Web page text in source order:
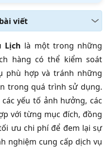
viết
Lịch là một trong những
hàng có thể kiểm soát
phù hợp và tránh những
trong quá trình sử dụng.
yếu tố ảnh hưởng, các
với từng mục đích, đồng
ưu chi phí để đem lại sự
nghiệm cung cấp dịch vụ